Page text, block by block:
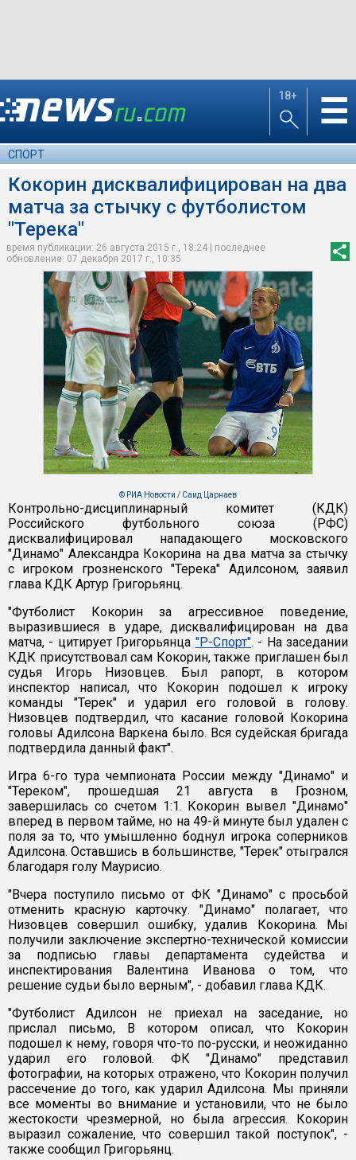
18+ ☰
СПОРТ
Кокорин дисквалифицирован на два
матча за стычку с футболистом
"Терека"
время публикации: 26 августа 2015 г., 18:24 | последнее
обновление: 07 декабря 2017 г., 10:35
© РИА Новости / Саид Царнаев
Контрольно-дисциплинарный комитет (КДК)
Российского футбольного союза (РФС)
дисквалифицировал нападающего московского
"Динамо" Александра Кокорина на два матча за стычку
с игроком грозненского "Терека" Адилсоном, заявил
глава КДК Артур Григорьянц.
"Футболист Кокорин за агрессивное поведение,
выразившиеся в ударе, дисквалифицирован на два
матча, - цитирует Григорьянца "Р-Спорт". - На заседании
КДК присутствовал сам Кокорин, также приглашен был
судья Игорь Низовцев. Был рапорт, в котором
инспектор написал, что Кокорин подошел к игроку
команды "Терек" и ударил его головой в голову.
Низовцев подтвердил, что касание головой Кокорина
головы Адилсона Варкена было. Вся судейская бригада
подтвердила данный факт".
Игра 6-го тура чемпионата России между "Динамо" и
"Тереком", прошедшая 21 августа в Грозном,
завершилась со счетом 1:1. Кокорин вывел "Динамо"
вперед в первом тайме, но на 49-й минуте был удален с
поля за то, что умышленно боднул игрока соперников
Адилсона. Оставшись в большинстве, "Терек" отыгрался
благодаря голу Маурисио.
"Вчера поступило письмо от ФК "Динамо" с просьбой
отменить красную карточку. "Динамо" полагает, что
Низовцев совершил ошибку, удалив Кокорина. Мы
получили заключение экспертно-технической комиссии
за подписью главы департамента судейства и
инспектирования Валентина Иванова о том, что
решение судьи было верным", - добавил глава КДК.
"Футболист Адилсон не приехал на заседание, но
прислал письмо, В котором описал, что Кокорин
подошел к нему, говоря что-то по-русски, и неожиданно
ударил его головой. ФК "Динамо" представил
фотографии, на которых отражено, что Кокорин получил
рассечение до того, как ударил Адилсона. Мы приняли
все моменты во внимание и установили, что не было
жестокости чрезмерной, но была агрессия. Кокорин
выразил сожаление, что совершил такой поступок", -
также сообщил Григорьянц.